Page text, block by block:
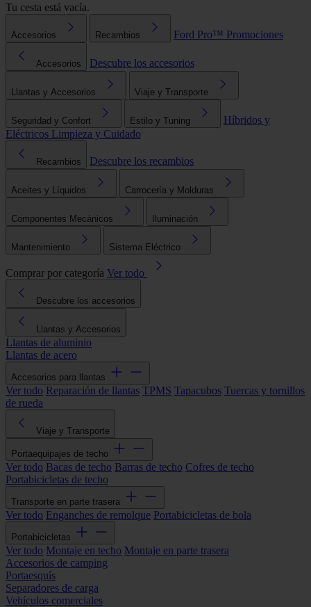
Tu cesta está vacía.
Accesorios Recambios Ford Pro™ Promociones
Accesorios Descubre los accesorios
Llantas y Accesorios Viaje y Transporte
Seguridad y Confort Estilo y Tuning
Híbridos y
Eléctricos Limpieza y Cuidado
Recambios Descubre los recambios
Aceites y Líquidos Carrocería y Molduras
Componentes Mecánicos Iluminación
Mantenimiento Sistema Eléctrico
Comprar por categoría Ver todo
Descubre los accesorios
Llantas y Accesorios
Llantas de aluminio
Llantas de acero
Accesorios para llantas
Ver todo Reparación de llantas TPMS Tapacubos Tuercas y tornillos
de rueda
Viaje y Transporte
Portaequipajes de techo
Ver todo Bacas de techo Barras de techo Cofres de techo
Portabicicletas de techo
Transporte en parte trasera
Ver todo Enganches de remolque Portabicicletas de bola
Portabicicletas
Ver todo Montaje en techo Montaje en parte trasera
Accesorios de camping
Portaesquís
Separadores de carga
Vehículos comerciales